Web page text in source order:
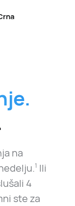
na
1 Ili
4
ste za